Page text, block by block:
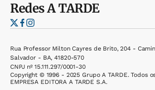
RedesA TARDE
Rua Professor Milton Cayres de Brito, 204 -
Salvador - BA, 41820-570
CNPJ nº 15.111.297/0001-30
Copyright © 1996 - 2025 Grupo A TARDE. Todos
EMPRESA EDITORA A TARDE S.A.